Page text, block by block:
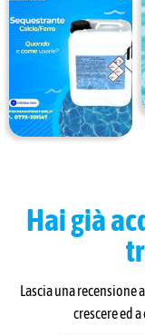
Hai già
Lascia una
crescere ed